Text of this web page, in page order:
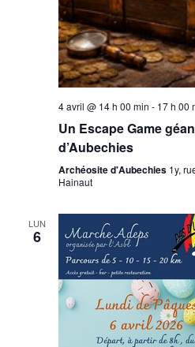
4 avril @ 14 h 00 min - 17 h 00
Un Escape Game
d’Aubechies
Archéosite d'Aubechies 1y,
Hainaut
LUN
6